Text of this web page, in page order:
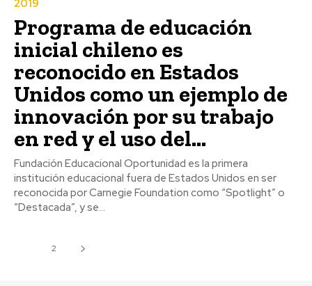
2019
Programa de educación
inicial chileno es
reconocido en Estados
Unidos como un ejemplo de
innovación por su trabajo
en red y el uso del...
Fundación Educacional Oportunidad es la primera
institución educacional fuera de Estados Unidos en ser
reconocida por Carnegie Foundation como “Spotlight” o
“Destacada”, y se...
2